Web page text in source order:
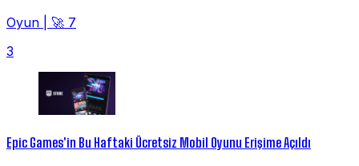
Oyun
🚀 7
3
Epic Games'in Bu Haftaki Ücretsiz Mobil Oyunu Erişime Açıldı